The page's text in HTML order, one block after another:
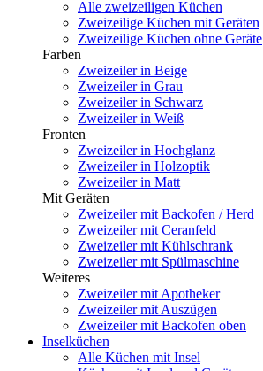
Alle zweizeiligen Küchen
Zweizeilige Küchen mit Geräten
Zweizeilige Küchen ohne Geräte
Farben
Zweizeiler in Beige
Zweizeiler in Grau
Zweizeiler in Schwarz
Zweizeiler in Weiß
Fronten
Zweizeiler in Hochglanz
Zweizeiler in Holzoptik
Zweizeiler in Matt
Mit Geräten
Zweizeiler mit Backofen / Herd
Zweizeiler mit Ceranfeld
Zweizeiler mit Kühlschrank
Zweizeiler mit Spülmaschine
Weiteres
Zweizeiler mit Apotheker
Zweizeiler mit Auszügen
Zweizeiler mit Backofen oben
Inselküchen
Alle Küchen mit Insel